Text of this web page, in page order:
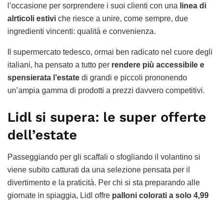
l’occasione per sorprendere i suoi clienti con una linea di
alrticoli estivi che riesce a unire, come sempre, due
ingredienti vincenti: qualità e convenienza.
Il supermercato tedesco, ormai ben radicato nel cuore degli
italiani, ha pensato a tutto per rendere più accessibile e
spensierata l’estate di grandi e piccoli prononendo
un’ampia gamma di prodotti a prezzi davvero competitivi.
Lidl si supera: le super offerte
dell’estate
Passeggiando per gli scaffali o sfogliando il volantino si
viene subito catturati da una selezione pensata per il
divertimento e la praticità. Per chi si sta preparando alle
giornate in spiaggia, Lidl offre palloni colorati a solo 4,99